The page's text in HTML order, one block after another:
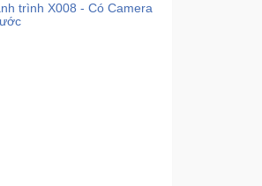
trình X008 - Có Camera